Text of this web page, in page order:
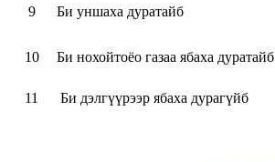
9 Би уншаха дуратайб
10 Би нохойтоёо газаа ябаха дуратайб
11 Би дэлгүүрээр ябаха дурагүйб